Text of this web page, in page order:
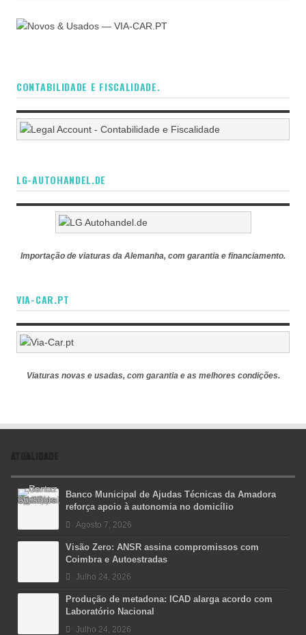
CONTABILIDADE E FISCALIDADE.
LG-AUTOHANDEL.DE
Importação de viaturas da Alemanha, com garantia e financiamento.
VIA-CAR.PT
Viaturas novas e usadas, com garantia e as melhores condições.
ATUALIDADE
Banco Municipal de Ajudas Técnicas da Amadora
reforça apoio à autonomia no domicílio
Agosto 7, 2026
Visão Zero: ANSR assina compromissos com
Coimbra e Autoestradas
Julho 24, 2026
Produção de metadona: ICAD alarga acordo com
Laboratório Nacional
Julho 24, 2026